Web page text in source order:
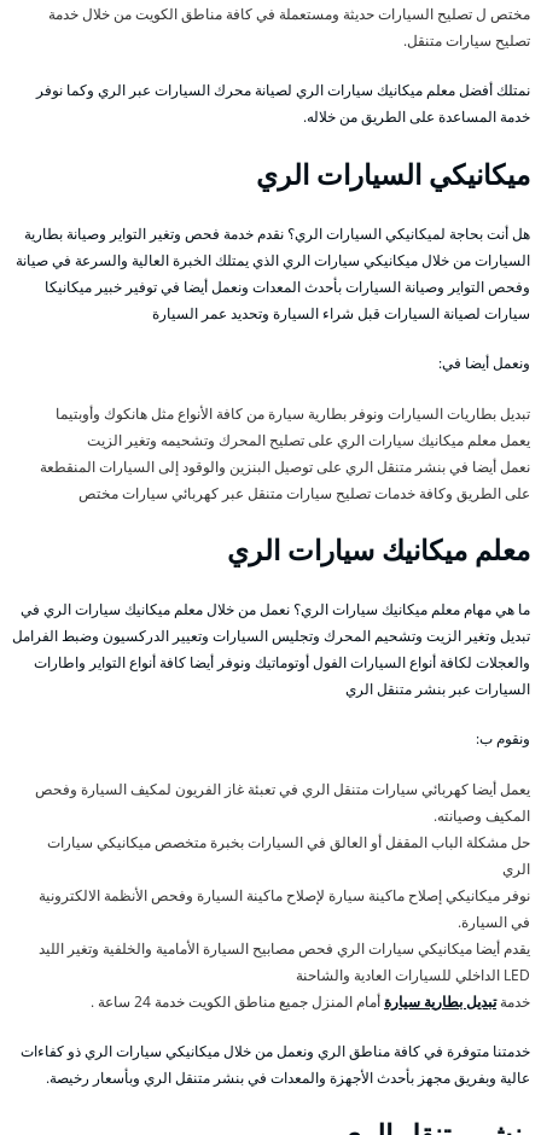
مختص ل تصليح السيارات حديثة ومستعملة في كافة مناطق الكويت من خلال خدمة
تصليح سيارات متنقل.
نمتلك أفضل معلم ميكانيك سيارات الري لصيانة محرك السيارات عبر الري وكما نوفر
خدمة المساعدة على الطريق من خلاله.
ميكانيكي السيارات الري
هل أنت بحاجة لميكانيكي السيارات الري؟ نقدم خدمة فحص وتغير التواير وصيانة بطارية
السيارات من خلال ميكانيكي سيارات الري الذي يمتلك الخبرة العالية والسرعة في صيانة
وفحص التواير وصيانة السيارات بأحدث المعدات ونعمل أيضا في توفير خبير ميكانيكا
سيارات لصيانة السيارات قبل شراء السيارة وتحديد عمر السيارة
ونعمل أيضا في:
تبديل بطاريات السيارات ونوفر بطارية سيارة من كافة الأنواع مثل هانكوك وأوبتيما
يعمل معلم ميكانيك سيارات الري على تصليح المحرك وتشحيمه وتغير الزيت
نعمل أيضا في بنشر متنقل الري على توصيل البنزين والوقود إلى السيارات المنقطعة
على الطريق وكافة خدمات تصليح سيارات متنقل عبر كهربائي سيارات مختص
معلم ميكانيك سيارات الري
ما هي مهام معلم ميكانيك سيارات الري؟ نعمل من خلال معلم ميكانيك سيارات الري في
تبديل وتغير الزيت وتشحيم المحرك وتجليس السيارات وتعيير الدركسيون وضبط الفرامل
والعجلات لكافة أنواع السيارات الفول أوتوماتيك ونوفر أيضا كافة أنواع التواير واطارات
السيارات عبر بنشر متنقل الري
ونقوم ب:
يعمل أيضا كهربائي سيارات متنقل الري في تعبئة غاز الفريون لمكيف السيارة وفحص
المكيف وصيانته.
حل مشكلة الباب المقفل أو العالق في السيارات بخبرة متخصص ميكانيكي سيارات
الري
نوفر ميكانيكي إصلاح ماكينة سيارة لإصلاح ماكينة السيارة وفحص الأنظمة الالكترونية
في السيارة.
يقدم أيضا ميكانيكي سيارات الري فحص مصابيح السيارة الأمامية والخلفية وتغير الليد
LED الداخلي للسيارات العادية والشاحنة
خدمةتبديل بطارية سيارةأمام المنزل جميع مناطق الكويت خدمة 24 ساعة .
خدمتنا متوفرة في كافة مناطق الري ونعمل من خلال ميكانيكي سيارات الري ذو كفاءات
عالية وبفريق مجهز بأحدث الأجهزة والمعدات في بنشر متنقل الري وبأسعار رخيصة.